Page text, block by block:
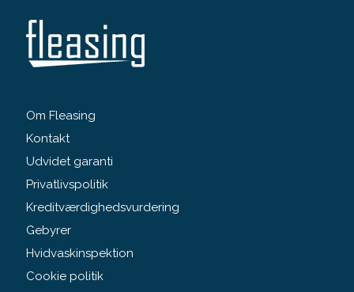
Om Fleasing
Kontakt
Udvidet garanti
Privatlivspolitik
Kreditværdighedsvurdering
Gebyrer
Hvidvaskinspektion
Cookie politik